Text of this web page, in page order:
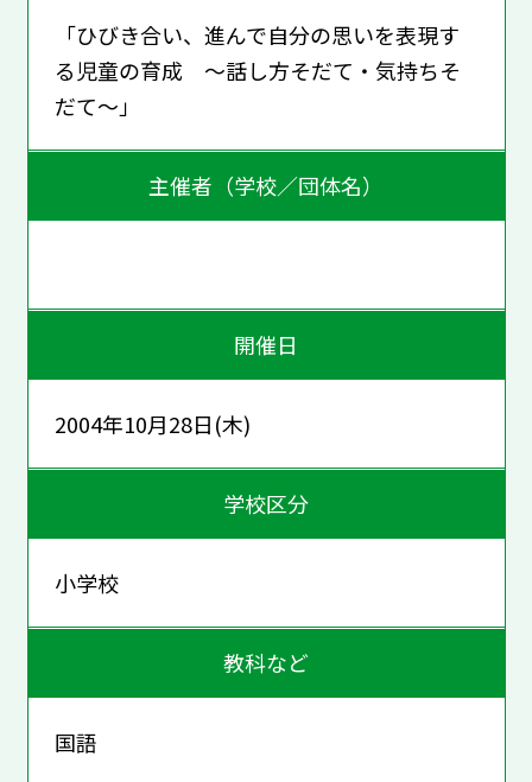
「ひびき合い、進んで自分の思いを表現す
る児童の育成 ～話し方そだて・気持ちそ
だて～」
主催者（学校／団体名）
開催日
2004年10月28日(木)
学校区分
小学校
教科など
国語